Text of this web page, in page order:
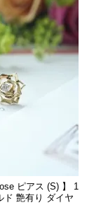
ピアス (S) 】 1
ド 艶有り ダイヤ